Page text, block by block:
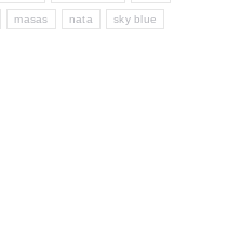
masas nata sky blue